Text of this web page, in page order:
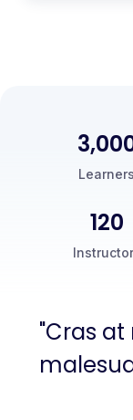
Learners
120
"Cras